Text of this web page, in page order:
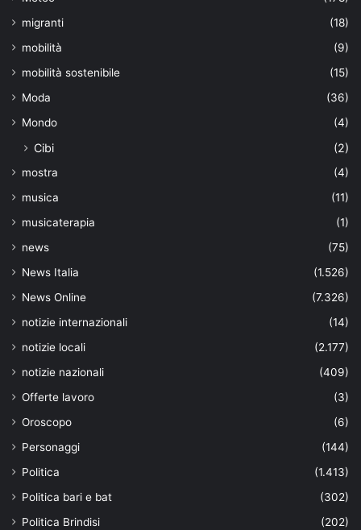
migranti
(18)
mobilità
(9)
mobilità sostenibile
(15)
Moda
(36)
Mondo
(4)
Cibi (2)
mostra
(4)
musica
(11)
musicaterapia
(1)
news
(75)
News Italia
(1.526)
News Online
(7.326)
notizie internazionali
(14)
notizie locali
(2.177)
notizie nazionali
(409)
Offerte lavoro
(3)
Oroscopo
(6)
Personaggi
(144)
Politica
(1.413)
Politica bari e bat
(302)
Politica Brindisi
(202)